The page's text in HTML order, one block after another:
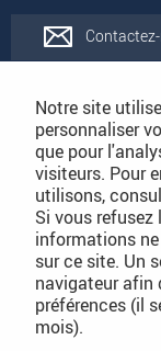
PLAN DU SITE
Notre site
personnaliser
que pour
visiteurs. Pour
utilisons,
Si vous
informations
sur ce site. Un
navigateur afin
préférences (il
mois).